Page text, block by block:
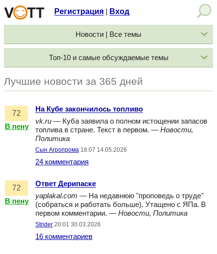
Регистрация Вход
Новости | Все темы
Топ-10 и самые обсуждаемые темы
Лучшие новости за 365 дней
72
В пену
На Кубе закончилось топливо
vk.ru — Куба заявила о полном истощении запасов
топлива в стране. Текст в первом. — Новости,
Политика
Сын Агропрома 18:07 14.05.2026
24 комментария
72
В пену
Ответ Дерипаске
yaplakal.com — На недавнюю "проповедь о труде"
(собраться и работать больше). Утащено с ЯПа. В
первом комментарии. — Новости, Политика
Strider 20:01 30.03.2026
16 комментариев